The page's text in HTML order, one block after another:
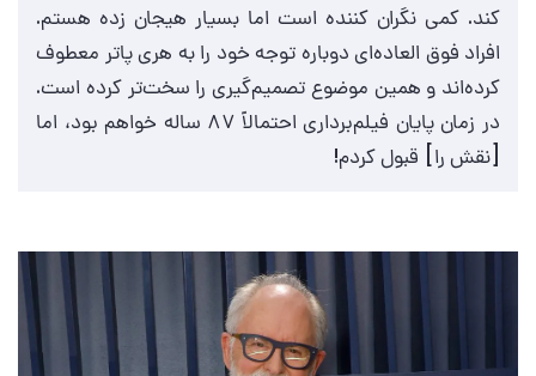
کند. کمی نگران‌ کننده است اما بسیار هیجان‌ زده هستم.
افراد فوق‌ العاده‌ای دوباره توجه خود را به هری پاتر معطوف
کرده‌اند و همین موضوع تصمیم‌گیری را سخت‌تر کرده است.
در زمان پایان فیلم‌برداری احتمالاً ۸۷ ساله خواهم بود، اما
[نقش را] قبول کردم!